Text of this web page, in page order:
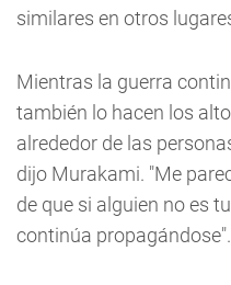
similares en otros
Mientras la guerra
también lo hacen los
alrededor de las
dijo Murakami. "Me
de que si alguien no es
continúa propagándose".